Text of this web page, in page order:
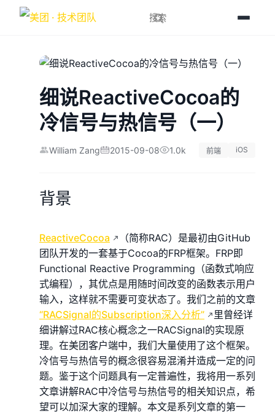
细说ReactiveCocoa的
冷信号与热信号（一）
William Zang 2015-09-08 1.0k 前端 iOS
背景
ReactiveCocoa
（简称RAC）是最初由GitHub
团队开发的一套基于Cocoa的FRP框架。FRP即
Functional Reactive Programming（函数式响应
式编程），其优点是用随时间改变的函数表示用户
输入，这样就不需要可变状态了。我们之前的文章
“RACSignal的Subscription深入分析”
里曾经详
细讲解过RAC核心概念之一RACSignal的实现原
理。在美团客户端中，我们大量使用了这个框架。
冷信号与热信号的概念很容易混淆并造成一定的问
题。鉴于这个问题具有一定普遍性，我将用一系列
文章讲解RAC中冷信号与热信号的相关知识点，希
望可以加深大家的理解。本文是系列文章的第一